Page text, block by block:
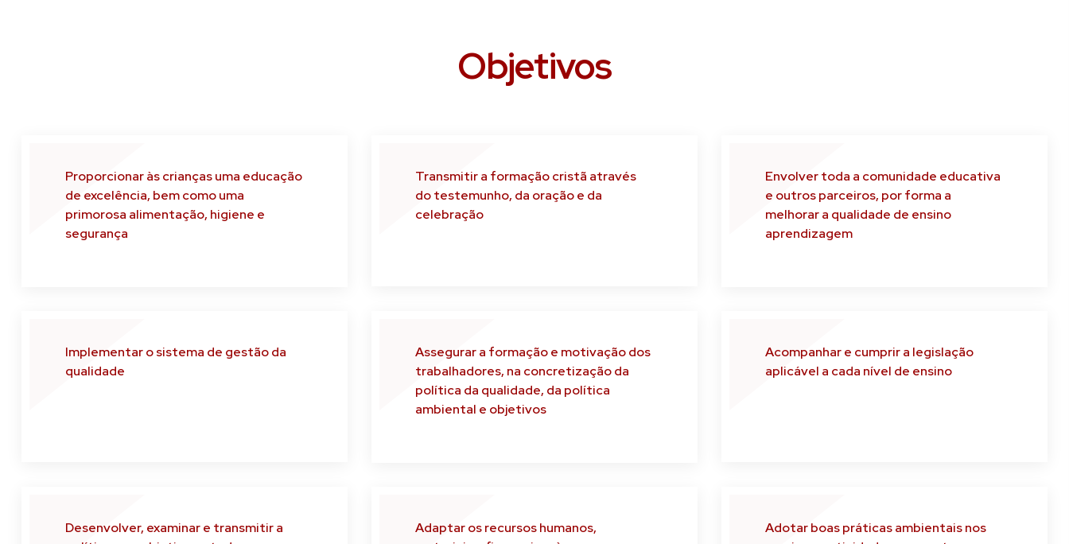
Objetivos
Proporcionar às crianças uma educação
de excelência, bem como uma
primorosa alimentação, higiene e
segurança
Transmitir a formação cristã através
do testemunho, da oração e da
celebração
Envolver toda a comunidade educativa
e outros parceiros, por forma a
melhorar a qualidade de ensino
aprendizagem
Implementar o sistema de gestão da
qualidade
Assegurar a formação e motivação dos
trabalhadores, na concretização da
política da qualidade, da política
ambiental e objetivos
Acompanhar e cumprir a legislação
aplicável a cada nível de ensino
Desenvolver, examinar e transmitir a
Adaptar os recursos humanos,
Adotar boas práticas ambientais nos